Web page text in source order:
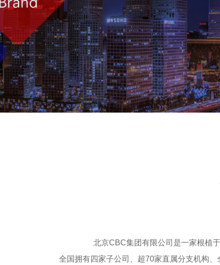
北京CBC集团有限公司是一家根植
全国拥有四家子公司、超70家直属分支机构